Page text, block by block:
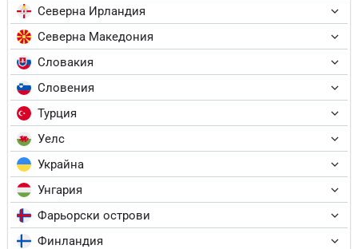
Северна Ирландия
Северна Македония
Словакия
Словения
Турция
Уелс
Украйна
Унгария
Фарьорски острови
Финландия